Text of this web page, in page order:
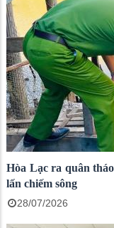
Hòa Lạc ra quân
lấn chiếm sông
28/07/2026